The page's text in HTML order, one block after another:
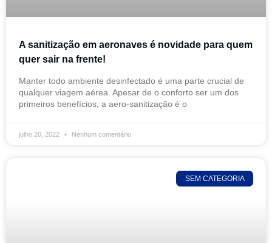
A sanitização em aeronaves é novidade para quem
quer sair na frente!
Manter todo ambiente desinfectado é uma parte crucial de
qualquer viagem aérea. Apesar de o conforto ser um dos
primeiros benefícios, a aero-sanitização é o
julho 20, 2022 Nenhum comentário
SEM CATEGORIA